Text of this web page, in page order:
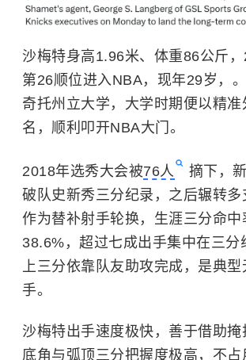
沙梅特身高1.96米、体重86公斤
第26顺位进入NBA，现年29岁，
奇托州立大学，大学时期便以精准
名，顺利叩开NBA大门。
2018年选秀大会被76人
摘下，
破队史新秀三分纪录，之后辗转多
作为替补射手轮换，生涯三分命中
38.6%，超过七成出手集中在三分
上三分依靠队友助攻完成，是典
手。
沙梅特出手速度极快，善于借助掩
底角与弧顶三分把握度极高，不占